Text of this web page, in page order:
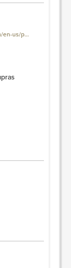
https://www.benjaminmoore.com/en-us/paint-colors/color/oc-22/calm